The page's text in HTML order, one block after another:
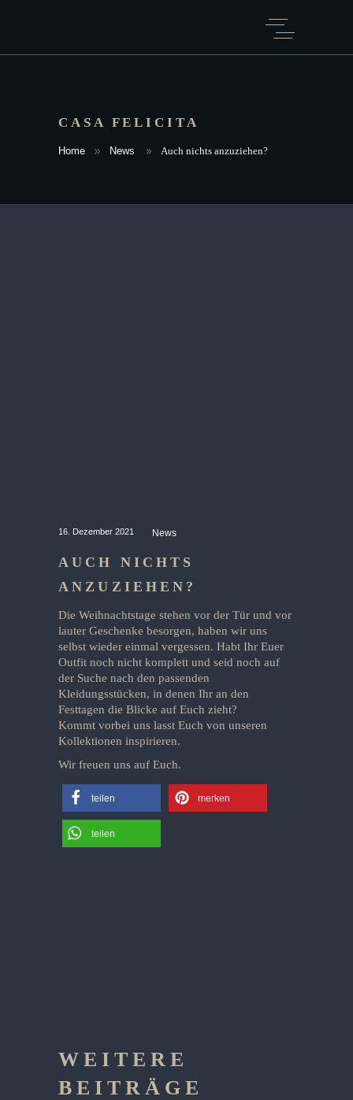
CASA FELICITA
Home News Auch nichts anzuziehen?
16. Dezember 2021 News
AUCH NICHTS
ANZUZIEHEN?
Die Weihnachtstage stehen vor der Tür und vor
lauter Geschenke besorgen, haben wir uns
selbst wieder einmal vergessen. Habt Ihr Euer
Outfit noch nicht komplett und seid noch auf
der Suche nach den passenden
Kleidungsstücken, in denen Ihr an den
Festtagen die Blicke auf Euch zieht?
Kommt vorbei uns lasst Euch von unseren
Kollektionen inspirieren.
Wir freuen uns auf Euch.
teilen merken
teilen
WEITERE
BEITRÄGE